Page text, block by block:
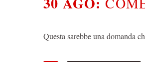
Questa sarebbe una domanda